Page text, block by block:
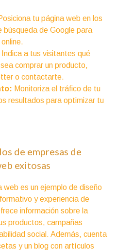
tu página web en los
búsqueda de Google para
Indica a tus visitantes qué
comprar un producto,
o contactarte.
Monitoriza el tráfico de tu
resultados para optimizar tu
de empresas de
exitosas
web es un ejemplo de diseño
y experiencia de
información sobre la
productos, campañas
social. Además, cuenta
y un blog con artículos